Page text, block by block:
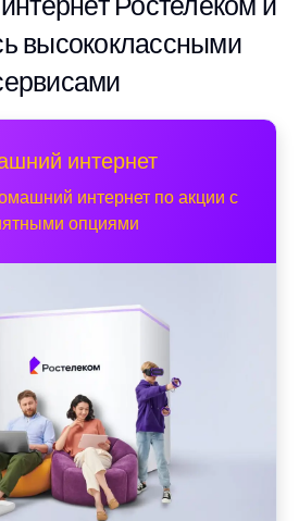
высококлассными
интернет
интернет по акции с
опциями